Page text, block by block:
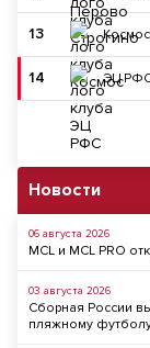
13 Космос
14 ЭЦ
Новости
06 августа 2026
MCL и MCL PRO
03 августа 2026
Сборная России
пляжному